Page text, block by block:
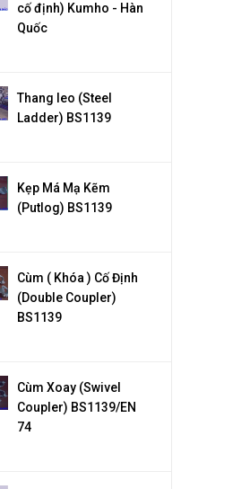
cố định) Kumho - Hàn
Quốc
Thang leo (Steel
Ladder) BS1139
Kẹp Má Mạ Kẽm
(Putlog) BS1139
Cùm ( Khóa ) Cố Định
(Double Coupler)
BS1139
Cùm Xoay (Swivel
Coupler) BS1139/EN
74